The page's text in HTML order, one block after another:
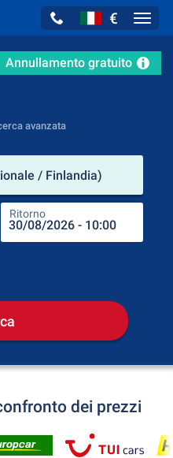
€
Annullamento gratuito
avanzata
/ Finlandia)
Ritorno
dei prezzi